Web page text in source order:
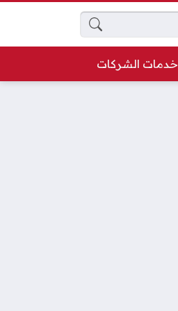
خدمات الشركات